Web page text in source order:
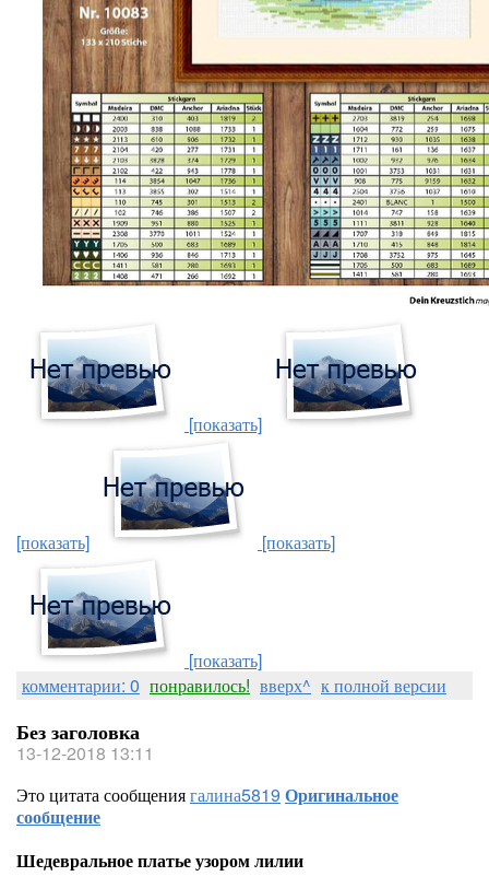
[показать]
[показать] [показать]
[показать]
комментарии: 0 понравилось! вверх^ к полной версии
Без заголовка
13-12-2018 13:11
Это цитата сообщениягалина5819 Оригинальное
сообщение
Шедевральное платье узором лилии